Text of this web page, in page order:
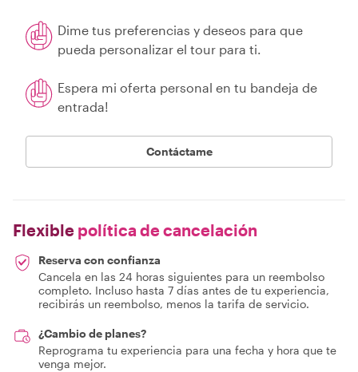
Dime tus preferencias y deseos para que
pueda personalizar el tour para ti.
Espera mi oferta personal en tu bandeja de
entrada!
Contáctame
Flexible política de cancelación
Reserva con confianza
Cancela en las 24 horas siguientes para un reembolso
completo. Incluso hasta 7 días antes de tu experiencia,
recibirás un reembolso, menos la tarifa de servicio.
¿Cambio de planes?
Reprograma tu experiencia para una fecha y hora que te
venga mejor.